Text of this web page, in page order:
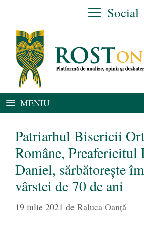
conținut
Social
MENIU
Patriarhul Bisericii
Române, Preafericitul
Daniel, sărbătorește
vârstei de 70 de ani
19 iulie 2021 de Raluca Oanță